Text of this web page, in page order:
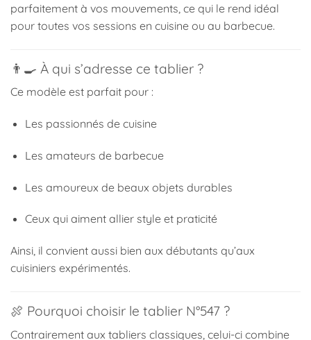
parfaitement à vos mouvements, ce qui le rend idéal
pour toutes vos sessions en cuisine ou au barbecue.
👨‍🍳 À qui s’adresse ce tablier ?
Ce modèle est parfait pour :
Les passionnés de cuisine
Les amateurs de barbecue
Les amoureux de beaux objets durables
Ceux qui aiment allier style et praticité
Ainsi, il convient aussi bien aux débutants qu’aux
cuisiniers expérimentés.
🍖 Pourquoi choisir le tablier N°547 ?
Contrairement aux tabliers classiques, celui-ci combine